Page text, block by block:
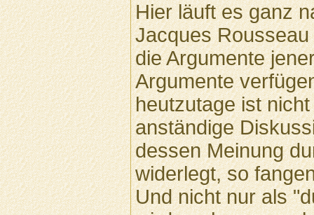
Hier läuft es ganz
Jacques Rousseau
die Argumente
Argumente
heutzutage ist
anständige
dessen Meinung
widerlegt, so
Und nicht nur als